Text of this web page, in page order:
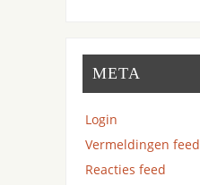
META
Login
Vermeldingen feed
Reacties feed